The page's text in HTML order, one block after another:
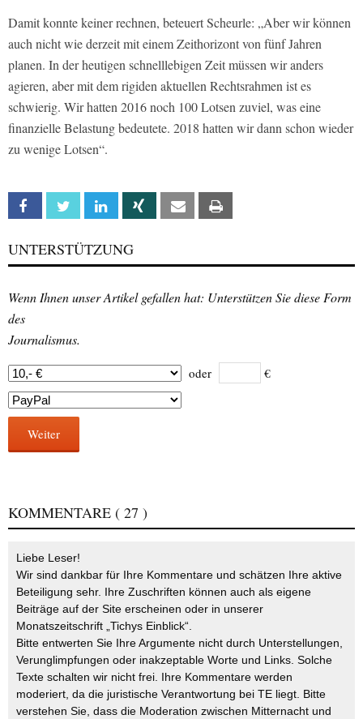
Damit konnte keiner rechnen, beteuert Scheurle: „Aber wir können
auch nicht wie derzeit mit einem Zeithorizont von fünf Jahren
planen. In der heutigen schnelllebigen Zeit müssen wir anders
agieren, aber mit dem rigiden aktuellen Rechtsrahmen ist es
schwierig. Wir hatten 2016 noch 100 Lotsen zuviel, was eine
finanzielle Belastung bedeutete. 2018 hatten wir dann schon wieder
zu wenige Lotsen“.
Facebook Twitter Linkedin Xing Email
UNTERSTÜTZUNG
Wenn Ihnen unser Artikel gefallen hat: Unterstützen Sie diese Form
des
Journalismus.
oder €
Weiter
KOMMENTARE ( 27 )
Liebe Leser!
Wir sind dankbar für Ihre Kommentare und schätzen Ihre aktive
Beteiligung sehr. Ihre Zuschriften können auch als eigene
Beiträge auf der Site erscheinen oder in unserer
Monatszeitschrift „Tichys Einblick“.
Bitte entwerten Sie Ihre Argumente nicht durch Unterstellungen,
Verunglimpfungen oder inakzeptable Worte und Links. Solche
Texte schalten wir nicht frei. Ihre Kommentare werden
moderiert, da die juristische Verantwortung bei TE liegt. Bitte
verstehen Sie, dass die Moderation zwischen Mitternacht und